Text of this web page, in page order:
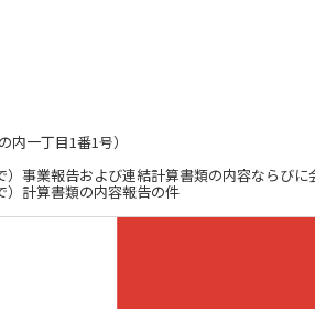
一丁目1番1号）
事業報告および連結計算書類の内容ならび
）計算書類の内容報告の件